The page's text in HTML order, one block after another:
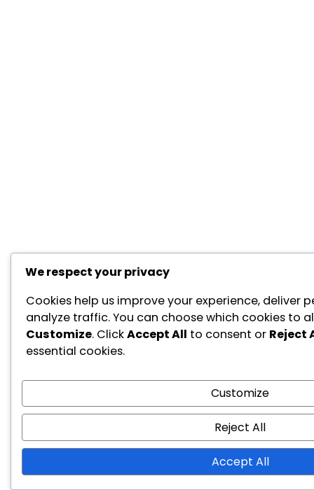
We respect your privacy
Cookies help us improve your experience, deliver
analyze traffic. You can choose which cookies to
Customize. ClickAccept All to consent or Reject
essential cookies.
Customize
Reject All
Accept All